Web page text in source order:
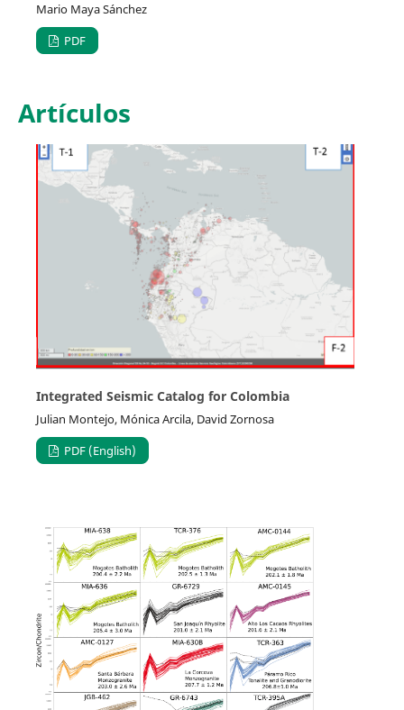
Mario Maya Sánchez
PDF
Artículos
Integrated Seismic Catalog for Colombia
Julian Montejo, Mónica Arcila, David Zornosa
PDF (English)